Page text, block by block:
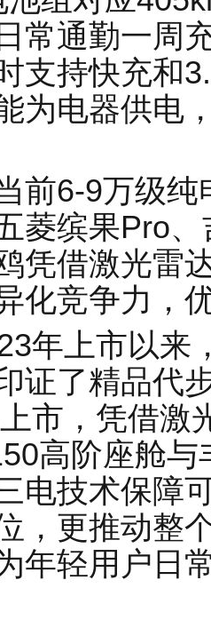
常通勤一周
支持快充和
为电器供电
前6-9万级
菱缤果Pro
凭借激光雷
化竞争力，
年上市以来
证了精品代
市，凭借激
高阶座舱
电技术保障
，更推动整
年轻用户日